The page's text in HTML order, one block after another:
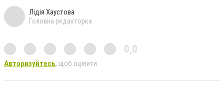
Лідія Хаустова
Головна редакторка
0,0
Авторизуйтесь, щоб оцінити